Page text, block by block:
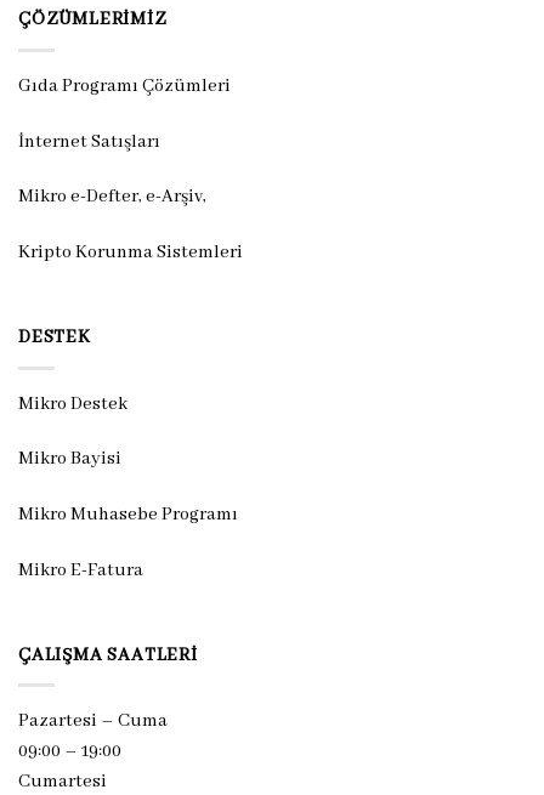
ÇÖZÜMLERIMIZ
Gıda Programı Çözümleri
İnternet Satışları
Mikro e-Defter, e-Arşiv,
Kripto Korunma Sistemleri
DESTEK
Mikro Destek
Mikro Bayisi
Mikro Muhasebe Programı
Mikro E-Fatura
ÇALIŞMA SAATLERI
Pazartesi – Cuma
09:00 – 19:00
Cumartesi